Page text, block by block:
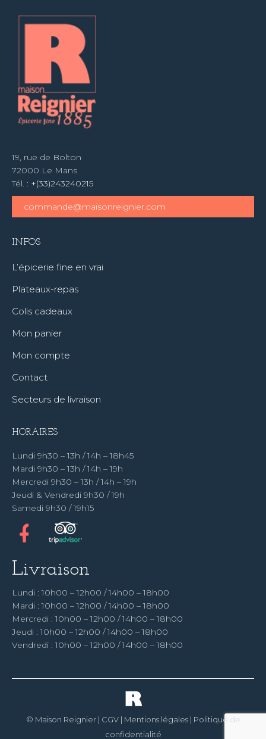
19, rue de Bolton
72000 Le Mans
Tél. : +(33)243240215
commande@maisonreignier.com
INFOS
L’épicerie fine en vrai
Plateaux-repas
Colis cadeaux
Mon panier
Mon compte
Contact
Secteurs de livraison
HORAIRES
Lundi 9h30 – 13h / 14h – 18h45
Mardi 9h30 – 13h / 14h – 19h
Mercredi 9h30 – 13h / 14h – 19h
Jeudi & Vendredi 9h30 / 19h
Samedi 9h30 / 19h15
Livraison
Lundi : 10h00 – 12h00 / 14h00 – 18h00
Mardi : 10h00 – 12h00 / 14h00 – 18h00
Mercredi : 10h00 – 12h00 / 14h00 – 18h00
Jeudi : 10h00 – 12h00 / 14h00 – 18h00
Vendredi : 10h00 – 12h00 / 14h00 – 18h00
© Maison Reignier | CGV| Mentions légales| Politique de
confidentialité